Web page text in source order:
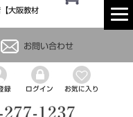
大阪教材
お問い合わせ
録 ログイン お気に入り